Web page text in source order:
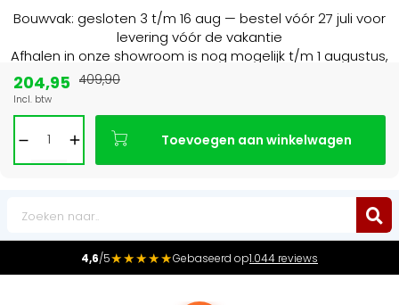
Bouwvak: gesloten 3 t/m 16 aug — bestel vóór 27 juli voor
levering vóór de vakantie
Afhalen in onze showroom is nog mogelijk t/m 1 augustus,
4,6/5★★★★★Gebaseerd op1.044 reviews
204,95
Incl. btw
409,90
Toevoegen aan winkelwagen